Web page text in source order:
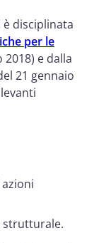
disciplinata
per le
2018) e dalla
21 gennaio
strutturale.